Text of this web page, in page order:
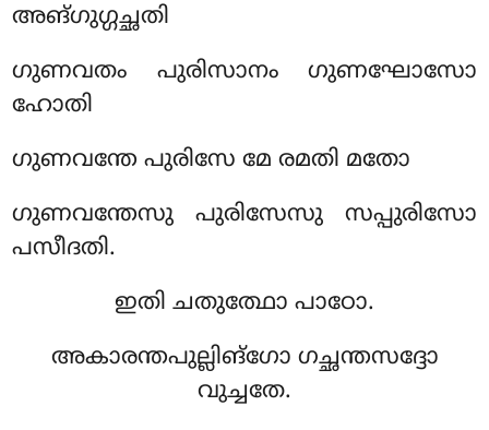
അങ്ഗുഗ്ഗച്ഛതി
ഗുണവതം പുരിസാനം ഗുണഘോസോ
ഹോതി
ഗുണവന്തേ പുരിസേ മേ രമതി മതോ
ഗുണവന്തേസു പുരിസേസു സപ്പുരിസോ
പസീദതി.
ഇതി ചതുത്ഥോ പാഠോ.
അകാരന്തപുല്ലിങ്ഗോ ഗച്ഛന്തസദ്ദോ
വുച്ചതേ.